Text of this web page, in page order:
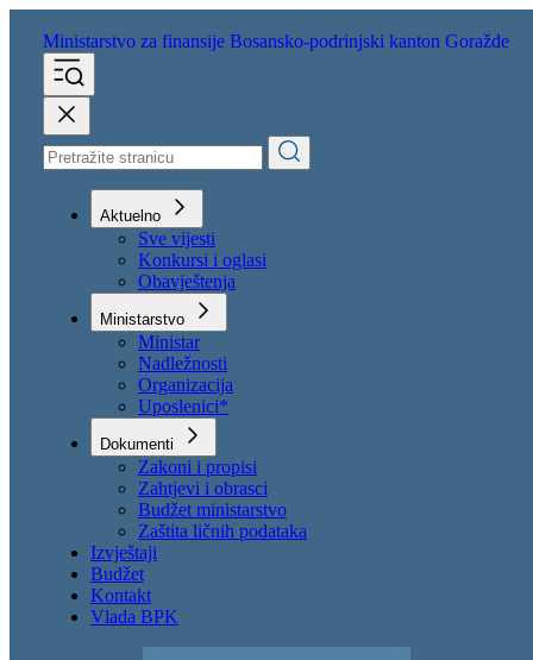
Ministarstvo za finansije Bosansko-podrinjski kanton Goražde
Aktuelno
Sve vijesti
Konkursi i oglasi
Obavještenja
Ministarstvo
Ministar
Nadležnosti
Organizacija
Uposlenici*
Dokumenti
Zakoni i propisi
Zahtjevi i obrasci
Budžet ministarstvo
Zaštita ličnih podataka
Izvještaji
Budžet
Kontakt
Vlada BPK